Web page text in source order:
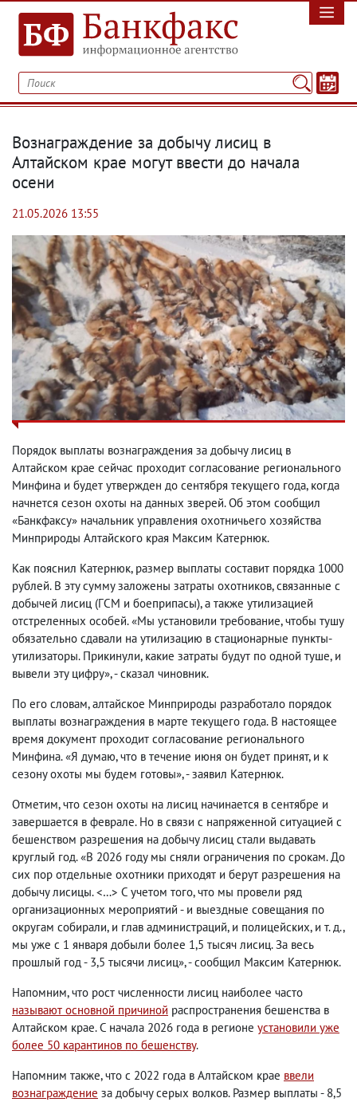
Вознаграждение за добычу лисиц в
Алтайском крае могут ввести до начала
осени
21.05.2026 13:55
Порядок выплаты вознаграждения за добычу лисиц в
Алтайском крае сейчас проходит согласование регионального
Минфина и будет утвержден до сентября текущего года, когда
начнется сезон охоты на данных зверей. Об этом сообщил
«Банкфаксу» начальник управления охотничьего хозяйства
Минприроды Алтайского края Максим Катернюк.
Как пояснил Катернюк, размер выплаты составит порядка 1000
рублей. В эту сумму заложены затраты охотников, связанные с
добычей лисиц (ГСМ и боеприпасы), а также утилизацией
отстреленных особей. «Мы установили требование, чтобы тушу
обязательно сдавали на утилизацию в стационарные пункты-
утилизаторы. Прикинули, какие затраты будут по одной туше, и
вывели эту цифру», - сказал чиновник.
По его словам, алтайское Минприроды разработало порядок
выплаты вознаграждения в марте текущего года. В настоящее
время документ проходит согласование регионального
Минфина. «Я думаю, что в течение июня он будет принят, и к
сезону охоты мы будем готовы», - заявил Катернюк.
Отметим, что сезон охоты на лисиц начинается в сентябре и
завершается в феврале. Но в связи с напряженной ситуацией с
бешенством разрешения на добычу лисиц стали выдавать
круглый год. «В 2026 году мы сняли ограничения по срокам. До
сих пор отдельные охотники приходят и берут разрешения на
добычу лисицы. <…> С учетом того, что мы провели ряд
организационных мероприятий - и выездные совещания по
округам собирали, и глав администраций, и полицейских, и т. д.,
мы уже с 1 января добыли более 1,5 тысяч лисиц. За весь
прошлый год - 3,5 тысячи лисиц», - сообщил Максим Катернюк.
Напомним, что рост численности лисиц наиболее часто
называют основной причиной распространения бешенства в
Алтайском крае. С начала 2026 года в регионе установили уже
более 50 карантинов по бешенству.
Напомним также, что с 2022 года в Алтайском крае ввели
вознаграждение за добычу серых волков. Размер выплаты - 8,5